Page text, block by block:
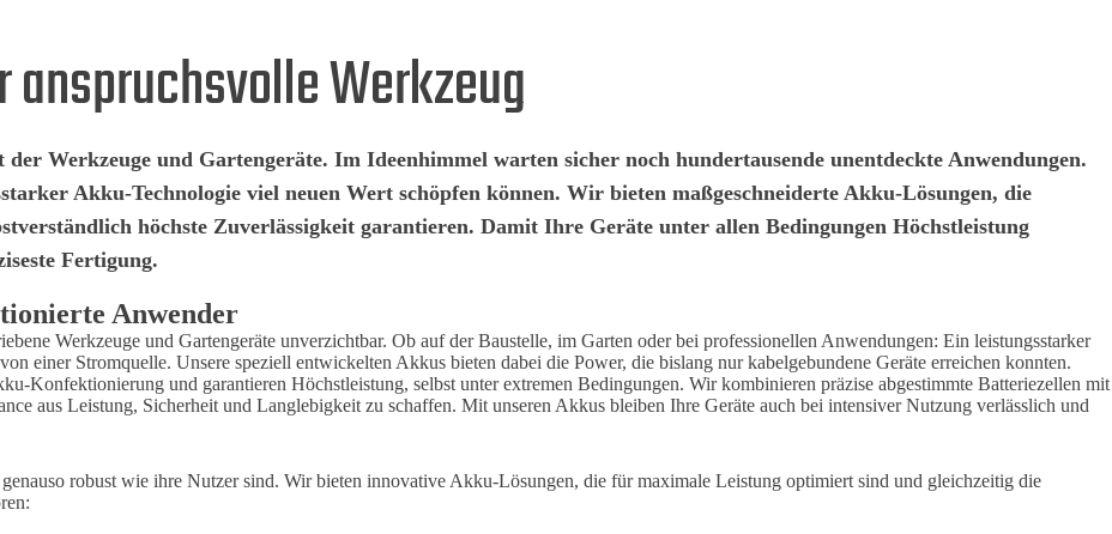
Werkzeug
Werkzeuge und Gartengeräte. Im Ideenhimmel warten sicher noch hundertausende unentdeckte Anwendungen.
Akku-Technologie viel neuen Wert schöpfen können. Wir bieten maßgeschneiderte Akku-Lösungen, die
höchste Zuverlässigkeit garantieren. Damit Ihre Geräte unter allen Bedingungen Höchstleistung
Fertigung.
Anwender
Werkzeuge und Gartengeräte unverzichtbar. Ob auf der Baustelle, im Garten oder bei professionellen Anwendungen: Ein leistungsstarker
einer Stromquelle. Unsere speziell entwickelten Akkus bieten dabei die Power, die bislang nur kabelgebundene Geräte erreichen konnten.
Konfektionierung und garantieren Höchstleistung, selbst unter extremen Bedingungen. Wir kombinieren präzise abgestimmte Batteriezellen mit
aus Leistung, Sicherheit und Langlebigkeit zu schaffen. Mit unseren Akkus bleiben Ihre Geräte auch bei intensiver Nutzung verlässlich und
robust wie ihre Nutzer sind. Wir bieten innovative Akku-Lösungen, die für maximale Leistung optimiert sind und gleichzeitig die